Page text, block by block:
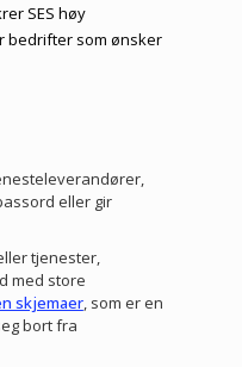
SES høy
bedrifter som ønsker
eller gir
tjenester,
med store
skjemaer, som er en
bort fra